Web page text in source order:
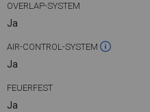
OVERLAP-SYSTEM
Ja
AIR-CONTROL-SYSTEM
Ja
FEUERFEST
Ja